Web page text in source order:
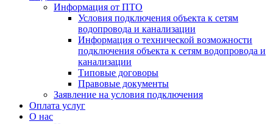
Информация от ПТО
Условия подключения объекта к сетям
водопровода и канализации
Информация о технической возможности
подключения объекта к сетям водопровода и
канализации
Типовые договоры
Правовые документы
Заявление на условия подключения
Оплата услуг
О нас